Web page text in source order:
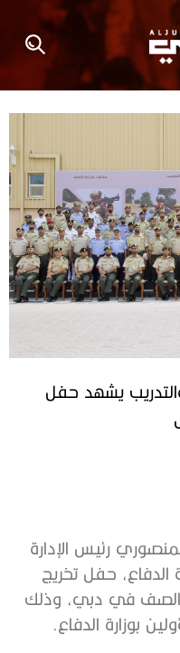
والتدريب يشهد حفل
رئيس الإدارة
الدفاع، حفل تخريج
الصف في دبي، وذلك
بوزارة الدفاع.